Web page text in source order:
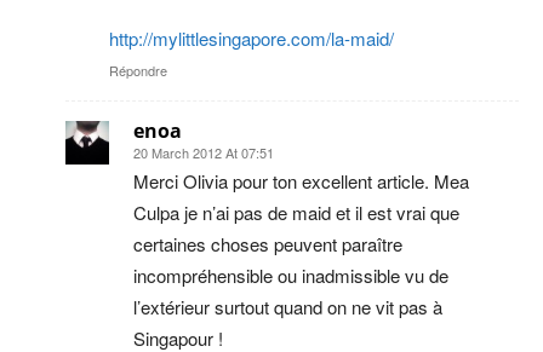
http://mylittlesingapore.com/la-maid/
Répondre
enoa
20 March 2012 At 07:51
Merci Olivia pour ton excellent article. Mea
Culpa je n’ai pas de maid et il est vrai que
certaines choses peuvent paraître
incompréhensible ou inadmissible vu de
l’extérieur surtout quand on ne vit pas à
Singapour !